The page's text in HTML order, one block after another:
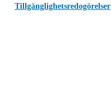
Tillgänglighetsredogörelser